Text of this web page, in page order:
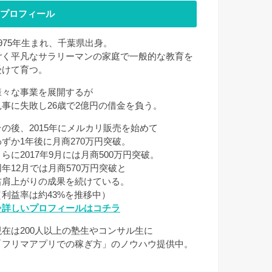
プロフィール
年生まれ、千葉県出身。
く平凡なサラリーマンの家庭で一般的な教育を
て育つ。
々な事業を展開するが
に失敗し26歳で2億円の借金を負う。
の後、2015年にメルカリ販売を始めて
か1年後に月商270万円突破。
に2017年9月には月商500万円突破。
年12月では月商570万円突破と
上がりの成果を続けている。
益率は約43%を推移中）
しいプロフィールはコチラ
在は200人以上の塾生やコンサル生に
フリマアプリでの稼ぎ方」のノウハウ提供中。